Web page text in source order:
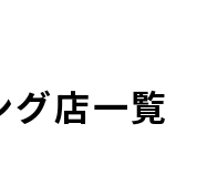
グ店一覧